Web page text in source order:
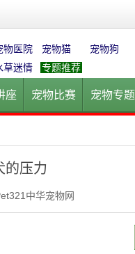
物医院 宠物猫 宠物狗
草迷情 专题推荐
座 宠物比赛 宠物专题
的压力
中华宠物网